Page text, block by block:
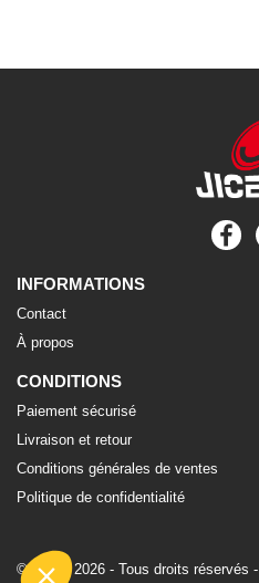
INFORMATIONS
Contact
À propos
CONDITIONS
Paiement sécurisé
Livraison et retour
Conditions générales de ventes
Politique de confidentialité
©Jicega 2026 - Tous droits réservés -